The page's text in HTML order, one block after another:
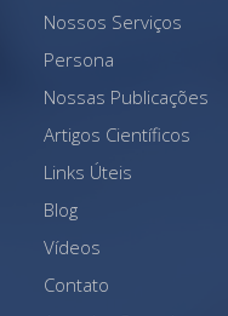
Nossos Serviços
Persona
Nossas Publicações
Artigos Científicos
Links Úteis
Blog
Vídeos
Contato